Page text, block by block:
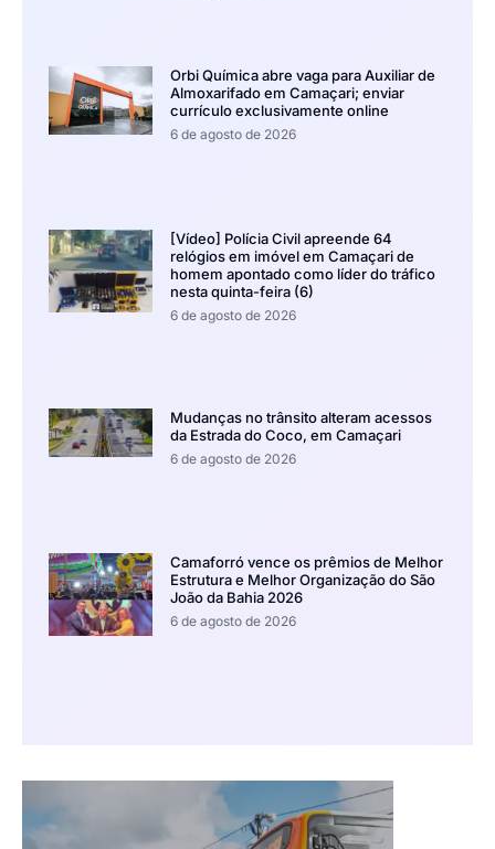
Orbi Química abre vaga para Auxiliar de
Almoxarifado em Camaçari; enviar
currículo exclusivamente online
6 de agosto de 2026
[Vídeo] Polícia Civil apreende 64
relógios em imóvel em Camaçari de
homem apontado como líder do tráfico
nesta quinta-feira (6)
6 de agosto de 2026
Mudanças no trânsito alteram acessos
da Estrada do Coco, em Camaçari
6 de agosto de 2026
Camaforró vence os prêmios de Melhor
Estrutura e Melhor Organização do São
João da Bahia 2026
6 de agosto de 2026